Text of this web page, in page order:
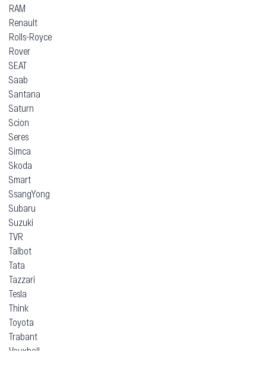
RAM
Renault
Rolls-Royce
Rover
SEAT
Saab
Santana
Saturn
Scion
Seres
Simca
Skoda
Smart
SsangYong
Subaru
Suzuki
TVR
Talbot
Tata
Tazzari
Tesla
Think
Toyota
Trabant
Vauxhall